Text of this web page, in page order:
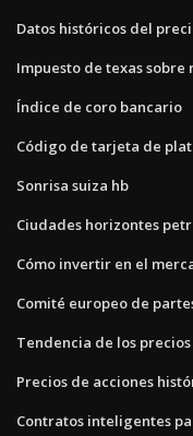
Datos históricos del
Impuesto de texas
Índice de coro bancario
Código de tarjeta de
Sonrisa suiza hb
Ciudades horizontes
Cómo invertir en el
Comité europeo de
Tendencia de los
Precios de acciones
Contratos inteligentes